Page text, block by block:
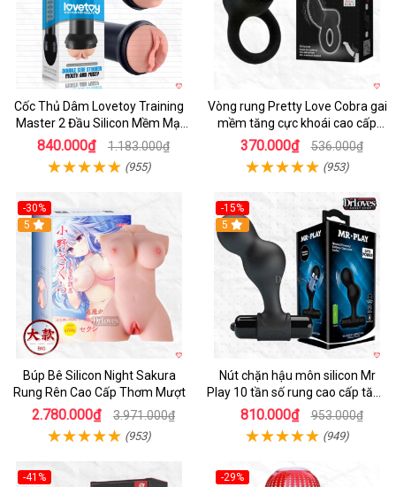
Cốc Thủ Dâm Lovetoy Training
Master 2 Đầu Silicon Mềm Mại
Tiện Lợi
840.000₫ 1.183.000₫
(955)
Vòng rung Pretty Love Cobra gai
mềm tăng cực khoái cao cấp
chính hãng
370.000₫ 536.000₫
(953)
-30%
Hot
5
Búp Bê Silicon Night Sakura
Rung Rên Cao Cấp Thơm Mượt
2.780.000₫ 3.971.000₫
(953)
-15%
Hot
5
Nút chặn hậu môn silicon Mr
Play 10 tần số rung cao cấp tăng
khoái cảm
810.000₫ 953.000₫
(949)
-41%
-29%